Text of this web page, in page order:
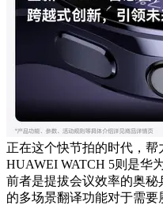
正在这个快节拍的时代，帮
HUAWEI WATCH 5则是华
前者是提拔会议效率的奥
的多场景翻译功能对于需